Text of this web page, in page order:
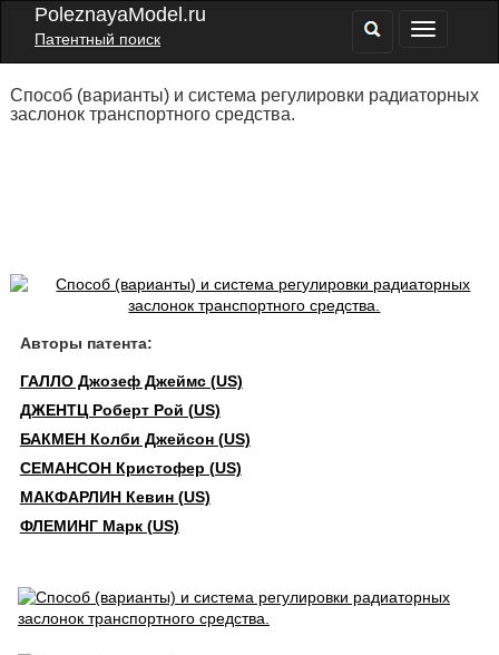
PoleznayaModel.ru
Патентный поиск
Способ (варианты) и система регулировки радиаторных
заслонок транспортного средства.
Авторы патента:
ГАЛЛО Джозеф Джеймс (US)
ДЖЕНТЦ Роберт Рой (US)
БАКМЕН Колби Джейсон (US)
СЕМАНСОН Кристофер (US)
МАКФАРЛИН Кевин (US)
ФЛЕМИНГ Марк (US)